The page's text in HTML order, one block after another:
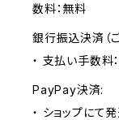
数料：無料
銀行振込決済（
・ 支払い手数料
PayPay決済:
・ ショップにて